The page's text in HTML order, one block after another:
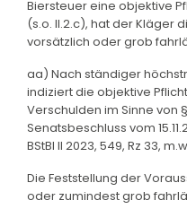
Biersteuer eine objektive
(s.o. II.2.c), hat der Kläger
vorsätzlich oder grob
aa) Nach ständiger
indiziert die objektive
Verschulden im Sinne von §
Senatsbeschluss vom
BStBl II 2023, 549, Rz 33,
Die Feststellung der
oder zumindest grob